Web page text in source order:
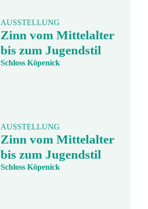
AUSSTELLUNG
Zinn vom Mittelalter
bis zum Jugendstil
Schloss Köpenick
AUSSTELLUNG
Zinn vom Mittelalter
bis zum Jugendstil
Schloss Köpenick